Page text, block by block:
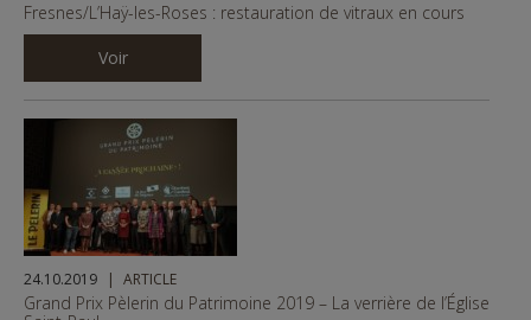
Fresnes/L’Haÿ-les-Roses : restauration de vitraux en cours
Voir
24.10.2019 ARTICLE
Grand Prix Pèlerin du Patrimoine 2019 – La verrière de l’Église